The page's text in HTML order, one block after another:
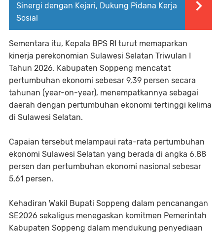
Sinergi dengan Kejari, Dukung Pidana Kerja
Sosial
Sementara itu, Kepala BPS RI turut memaparkan
kinerja perekonomian Sulawesi Selatan Triwulan I
Tahun 2026. Kabupaten Soppeng mencatat
pertumbuhan ekonomi sebesar 9,39 persen secara
tahunan (year-on-year), menempatkannya sebagai
daerah dengan pertumbuhan ekonomi tertinggi kelima
di Sulawesi Selatan.
Capaian tersebut melampaui rata-rata pertumbuhan
ekonomi Sulawesi Selatan yang berada di angka 6,88
persen dan pertumbuhan ekonomi nasional sebesar
5,61 persen.
Kehadiran Wakil Bupati Soppeng dalam pencanangan
SE2026 sekaligus menegaskan komitmen Pemerintah
Kabupaten Soppeng dalam mendukung penyediaan